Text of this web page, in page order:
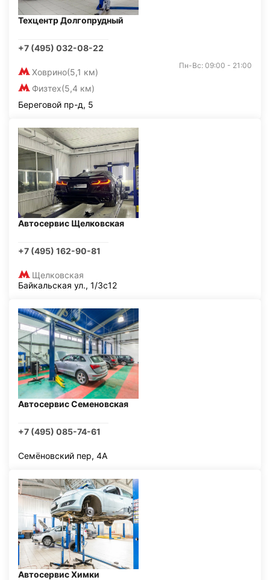
Техцентр Долгопрудный
+7 (495) 032-08-22
Ховрино(5,1 км)
Физтех(5,4 км)
Пн-Вс: 09:00 - 21:00
Береговой пр-д, 5
Автосервис Щелковская
+7 (495) 162-90-81
Щелковская
Байкальская ул., 1/3с12
Автосервис Семеновская
+7 (495) 085-74-61
Семёновский пер, 4А
Автосервис Химки